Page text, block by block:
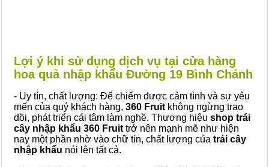
Lợi ý khi sử dụng dịch vụ tại cửa hàng
hoa quả nhập khẩu Đường 19 Bình Chánh
- Uy tín, chất lượng: Để chiếm được cảm tình và sự yêu
mến của quý khách hàng, 360 Fruit không ngừng trao
dồi, phát triển cái tâm làm nghề. Thương hiệu shop trái
cây nhập khẩu 360 Fruit trở nên mạnh mẽ như hiện
nay một phần nhờ vào chữ tín, chất lượng của trái cây
nhập khẩu nói lên tất cả.